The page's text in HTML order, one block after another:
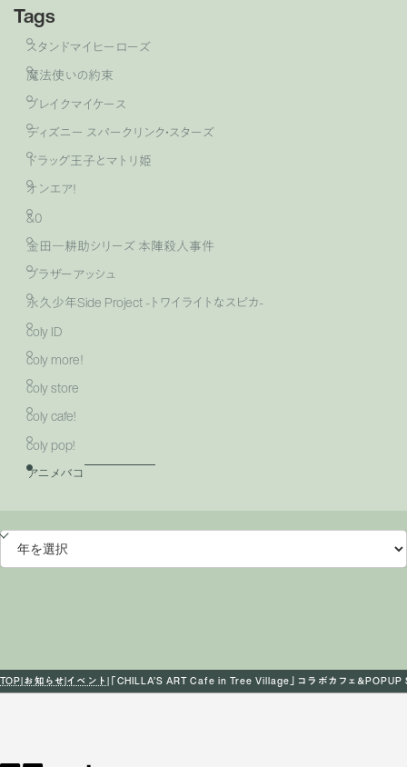
TOP お知らせイベント 「CHILLA’S ART Cafe in Tree Village」コラボカフェ＆POPUP
Tags
スタンドマイヒーローズ
魔法使いの約束
ブレイクマイケース
ディズニー スパークリンク・スターズ
ドラッグ王子とマトリ姫
オンエア！
&0
金田一耕助シリーズ 本陣殺人事件
ブラザーアッシュ
永久少年Side Project -トワイライトなスピカ-
coly ID
coly more！
coly store
coly cafe!
coly pop!
アニメバコ